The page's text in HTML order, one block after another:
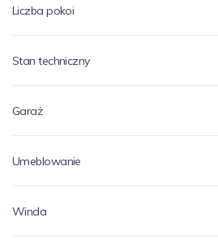
Liczba pokoi
Stan techniczny
Garaż
Umeblowanie
Winda